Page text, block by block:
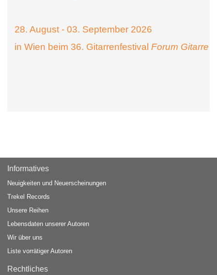
28. August - 03. September 2026
in Wien beim 36. Gitarrenfestival Forum Gitarre
Informatives
Neuigkeiten und Neuerscheinungen
Trekel Records
Unsere Reihen
Lebensdaten unserer Autoren
Wir über uns
Liste vorrätiger Autoren
Rechtliches